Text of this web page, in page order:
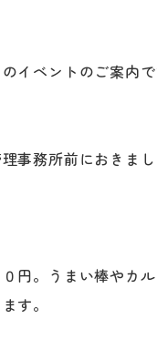
イベントのご案内で
事務所前におきま
円。うまい棒やカ
す。